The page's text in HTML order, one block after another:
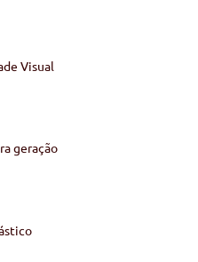
Visual
geração